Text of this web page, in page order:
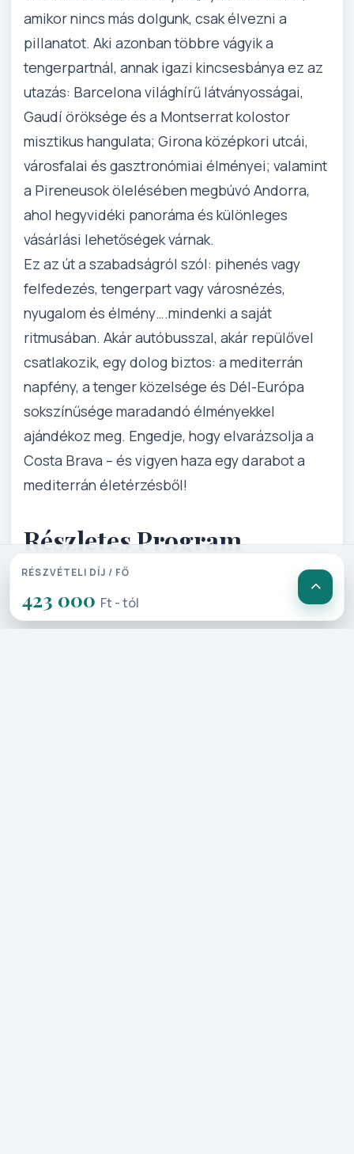
amikor nincs más dolgunk, csak élvezni a
pillanatot. Aki azonban többre vágyik a
tengerpartnál, annak igazi kincsesbánya ez az
utazás: Barcelona világhírű látványosságai,
Gaudí öröksége és a Montserrat kolostor
misztikus hangulata; Girona középkori utcái,
városfalai és gasztronómiai élményei; valamint
a Pireneusok ölelésében megbúvó Andorra,
ahol hegyvidéki panoráma és különleges
vásárlási lehetőségek várnak.
Ez az út a szabadságról szól: pihenés vagy
felfedezés, tengerpart vagy városnézés,
nyugalom és élmény….mindenki a saját
ritmusában. Akár autóbusszal, akár repülővel
csatlakozik, egy dolog biztos: a mediterrán
napfény, a tenger közelsége és Dél-Európa
sokszínűsége maradandó élményekkel
ajándékoz meg. Engedje, hogy elvarázsolja a
Costa Brava – és vigyen haza egy darabot a
mediterrán életérzésből!
Részletes Program
1. Nap: Budapest – Barcelona
RÉSZVÉTELI DÍJ / FŐ
423 000 Ft - tól